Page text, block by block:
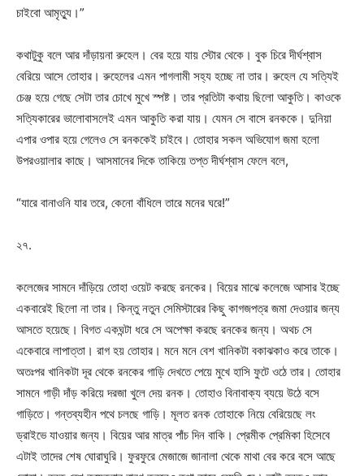
চাইবো আমৃত্যু।”
কথাটুকু বলে আর দাঁড়ায়না রুহেল। বের হয়ে যায় স্টোর থেকে। বুক চিরে দীর্ঘশ্বাস
বেরিয়ে আসে তোহার। রুহেলের এমন পাগলামী সহ্য হচ্ছে না তার। রুহেল যে সত্যিই
চেঞ্জ হয়ে গেছে সেটা তার চোখে মুখে স্পষ্ট। তার প্রতিটা কথায় ছিলো আকুতি। কাওকে
সত্যিকারের ভালোবাসলেই এমন আকুতি করা যায়। যেমন সে বাসে রনককে। দুনিয়া
এপার ওপার হয়ে গেলেও সে রনককেই চাইবে। তোহার সকল অভিযোগ জমা হলো
উপরওয়ালার কাছে। আসমানের দিকে তাকিয়ে তপ্ত দীর্ঘশ্বাস ফেলে বলে,
“যারে বানাওনি যার তরে, কেনো বাঁধিলে তারে মনের ঘরে!”
২৭.
কলেজের সামনে দাঁড়িয়ে তোহা ওয়েট করছে রনকের। বিয়ের মাঝে কলেজে আসার ইচ্ছে
একবারেই ছিলো না তার। কিন্তু নতুন সেমিস্টারের কিছু কাগজপত্র জমা দেওয়ার জন্য
আসতে হয়েছে। বিগত একঘন্টা ধরে সে অপেক্ষা করছে রনকের জন্য। অথচ সে
একেবারে লাপাত্তা। রাগ হয় তোহার। মনে মনে বেশ খানিকটা বকাঝকাও করে তাকে।
অতঃপর খানিকটা দূর থেকে রনকের গাড়ি দেখতে পেয়ে মুখে হাসি ফুটে ওঠে তার। তোহার
সামনে গাড়ী দাঁড় করিয়ে দরজা খুলে দেয় রনক। তোহাও বিনাবাক্য ব্যয়ে উঠে বসে
গাড়িতে। গন্তব্যহীন পথে চলছে গাড়ি। মূলত রনক তোহাকে নিয়ে বেরিয়েছে লং
ড্রাইভে যাওয়ার জন্য। বিয়ের আর মাত্র পাঁচ দিন বাকি। প্রেমীক প্রেমিকা হিসেবে
এটাই তাদের শেষ ঘোরাঘুরি। ফুরফুরে মেজাজে জানালা থেকে মাথা বের করে বসে আছে